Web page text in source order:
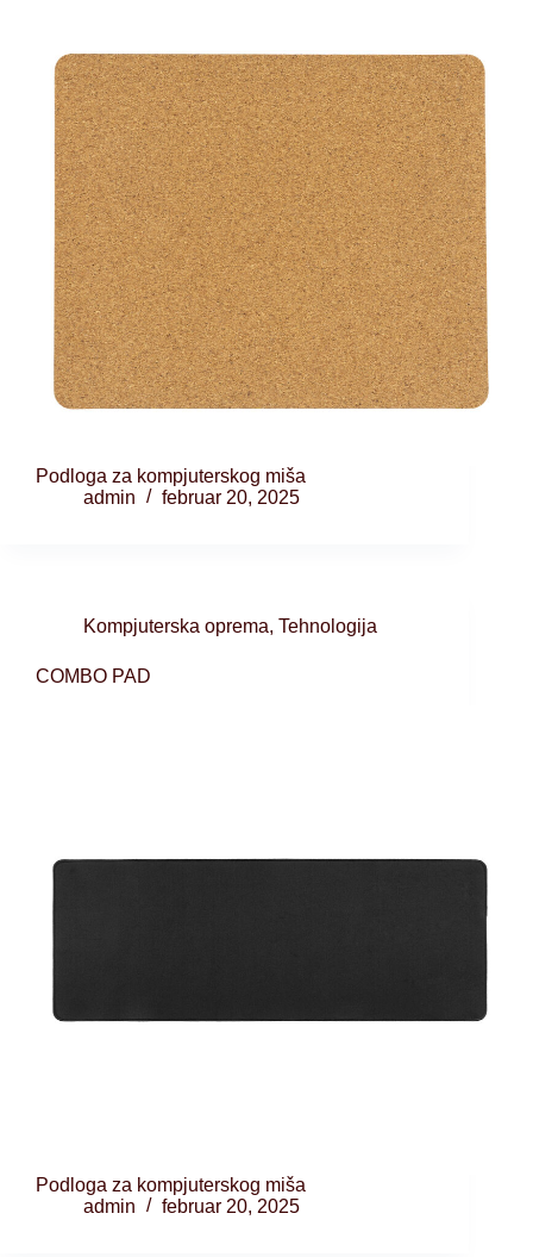
Podloga za kompjuterskog miša
admin
februar 20, 2025
Kompjuterska oprema, Tehnologija
COMBO PAD
Podloga za kompjuterskog miša
admin
februar 20, 2025